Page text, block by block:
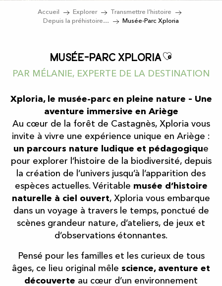
Accueil Explorer
Transmettre l’histoire
Depuis la préhistoire…
Musée-Parc Xploria
Musée-Parc XploriaAjouter
PAR MÉLANIE, EXPERTE DE LA DESTINATION
Xploria, le musée-parc en pleine nature – Une
aventure immersive en Ariège
Au cœur de la forêt de Castagnès, Xploria vous
invite à vivre une expérience unique en Ariège :
un parcours nature ludique et pédagogique
pour explorer l’histoire de la biodiversité, depuis
la création de l’univers jusqu’à l’apparition des
espèces actuelles. Véritable musée d’histoire
naturelle à ciel ouvert, Xploria vous embarque
dans un voyage à travers le temps, ponctué de
scènes grandeur nature, d’ateliers, de jeux et
d’observations étonnantes.
Pensé pour les familles et les curieux de tous
âges, ce lieu original mêle science, aventure et
découverte au cœur d’un environnement